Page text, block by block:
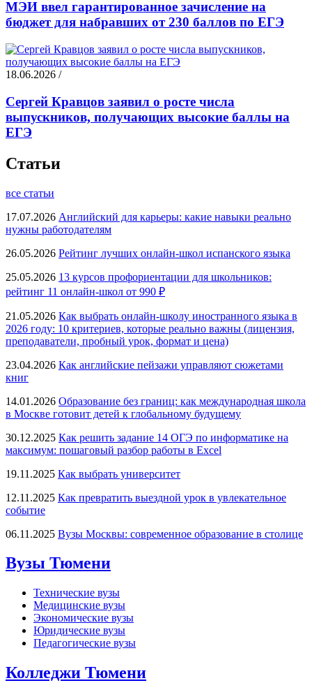
МЭИ ввел гарантированное зачисление на
бюджет для набравших от 230 баллов по ЕГЭ
18.06.2026 /
Сергей Кравцов заявил о росте числа
выпускников, получающих высокие баллы на
ЕГЭ
Статьи
все статьи
17.07.2026 Английский для карьеры: какие навыки реально
нужны работодателям
26.05.2026 Рейтинг лучших онлайн-школ испанского языка
25.05.2026 13 курсов профориентации для школьников:
рейтинг 11 онлайн-школ от 990 ₽
21.05.2026 Как выбрать онлайн-школу иностранного языка в
2026 году: 10 критериев, которые реально важны (лицензия,
преподаватели, пробный урок, формат и цена)
23.04.2026 Как английские пейзажи управляют сюжетами
книг
14.01.2026 Образование без границ: как международная школа
в Москве готовит детей к глобальному будущему
30.12.2025 Как решить задание 14 ОГЭ по информатике на
максимум: пошаговый разбор работы в Excel
19.11.2025 Как выбрать университет
12.11.2025 Как превратить выездной урок в увлекательное
событие
06.11.2025 Вузы Москвы: современное образование в столице
Вузы Тюмени
Технические вузы
Медицинские вузы
Экономические вузы
Юридические вузы
Педагогические вузы
Колледжи Тюмени